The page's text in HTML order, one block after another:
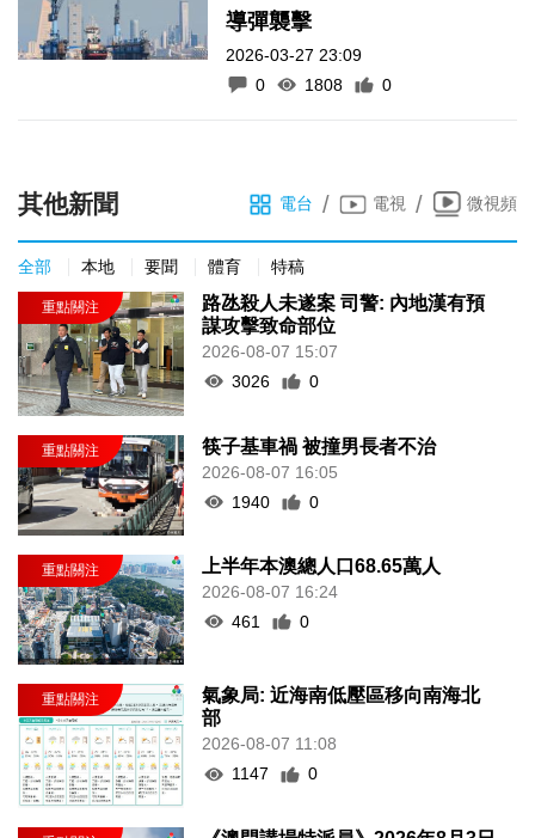
導彈襲擊
2026-03-27 23:09
0
1808 0
其他新聞 電台 / 電視 / 微視頻
全部 本地 要聞 體育 特稿
路氹殺人未遂案 司警: 內地漢有預
謀攻擊致命部位
2026-08-07 15:07
3026
0
筷子基車禍 被撞男長者不治
2026-08-07 16:05
1940
0
上半年本澳總人口68.65萬人
2026-08-07 16:24
461
0
氣象局: 近海南低壓區移向南海北
部
2026-08-07 11:08
1147
0